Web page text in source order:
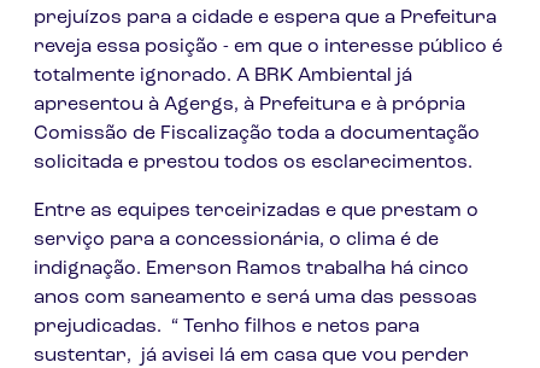
prejuízos para a cidade e espera que a Prefeitura
reveja essa posição - em que o interesse público é
totalmente ignorado. A BRK Ambiental já
apresentou à Agergs, à Prefeitura e à própria
Comissão de Fiscalização toda a documentação
solicitada e prestou todos os esclarecimentos.
Entre as equipes terceirizadas e que prestam o
serviço para a concessionária, o clima é de
indignação. Emerson Ramos trabalha há cinco
anos com saneamento e será uma das pessoas
prejudicadas. “ Tenho filhos e netos para
sustentar, já avisei lá em casa que vou perder